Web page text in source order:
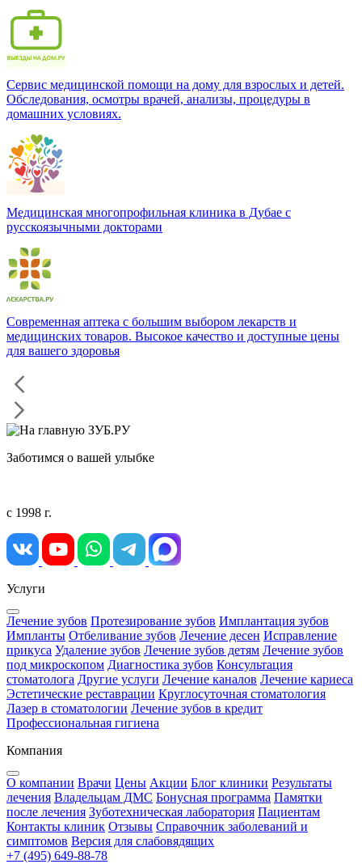
Сервис медицинской помощи на дому для взрослых и детей.
Обследования, осмотры врачей, анализы, процедуры в
домашних условиях.
Медицинская многопрофильная клиника в Дубае с
русскоязычными докторами
Современная аптека с большим выбором лекарств и
медицинских товаров. Высокое качество и доступные цены
для вашего здоровья
Заботимся о вашей улыбке
с 1998 г.
Услуги
Лечение зубов Протезирование зубов Имплантация зубов
Импланты Отбеливание зубов Лечение десен Исправление
прикуса Удаление зубов Лечение зубов детям Лечение зубов
под микроскопом Диагностика зубов Консультация
стоматолога Другие услуги Лечение каналов Лечение кариеса
Эстетические реставрации Круглосуточная стоматология
Лазер в стоматологии Лечение зубов в кредит
Профессиональная гигиена
Компания
О компании Врачи Цены Акции Блог клиники Результаты
лечения Владельцам ДМС Бонусная программа Памятки
после лечения Зуботехническая лаборатория Пациентам
Контакты клиник Отзывы Справочник заболеваний и
симптомов Версия для слабовядящих
+7 (495) 649-88-78